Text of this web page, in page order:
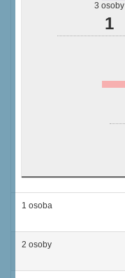
3 osoby
1
1 osoba
2 osoby